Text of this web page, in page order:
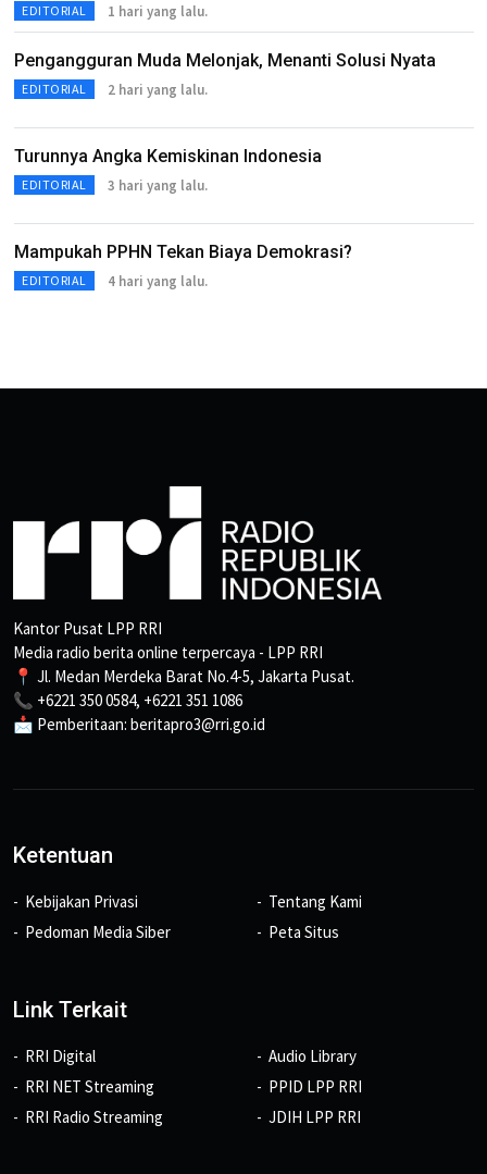
EDITORIAL 1 hari yang lalu.
Pengangguran Muda Melonjak, Menanti Solusi Nyata
EDITORIAL 2 hari yang lalu.
Turunnya Angka Kemiskinan Indonesia
EDITORIAL 3 hari yang lalu.
Mampukah PPHN Tekan Biaya Demokrasi?
EDITORIAL 4 hari yang lalu.
Kantor Pusat LPP RRI
Media radio berita online terpercaya - LPP RRI
📍 Jl. Medan Merdeka Barat No.4-5, Jakarta Pusat.
📞 +6221 350 0584, +6221 351 1086
📩 Pemberitaan: beritapro3@rri.go.id
Ketentuan
Kebijakan Privasi
Pedoman Media Siber
Tentang Kami
Peta Situs
Link Terkait
RRI Digital
RRI NET Streaming
RRI Radio Streaming
Audio Library
PPID LPP RRI
JDIH LPP RRI